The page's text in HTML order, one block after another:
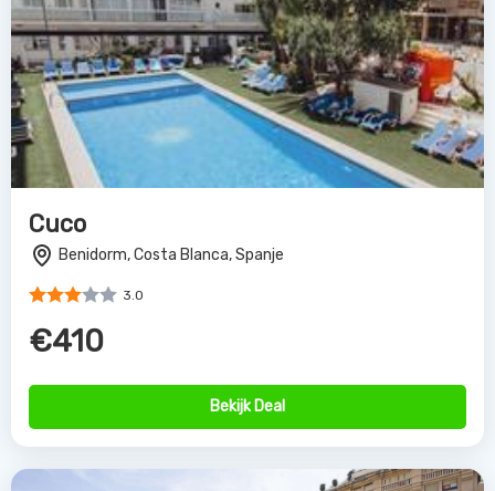
Cuco
Benidorm, Costa Blanca, Spanje
3.0
€410
Bekijk Deal